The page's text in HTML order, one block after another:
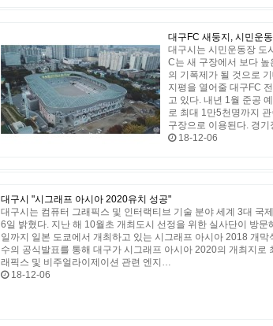
대구FC 새둥지, 시민운
대구시는 시민운동장 도
C는 새 구장에서 보다
의 기폭제가 될 것으로
지평을 열어줄 대구FC
고 있다. 내년 1월 준공
로 최대 1만5천명까지
구장으로 이용된다. 경
18-12-06
대구시 "시그래프 아시아 2020유치 성공"
대구시는 컴퓨터 그래픽스 및 인터랙티브 기술 분야 세계 3대 국
6일 밝혔다. 지난 해 10월초 개최도시 선정을 위한 실사단이 방
일까지 일본 도쿄에서 개최하고 있는 시그래프 아시아 2018 개
수의 공식발표를 통해 대구가 시그래프 아시아 2020의 개최지
래픽스 및 비주얼라이제이션 관련 엔지…
18-12-06